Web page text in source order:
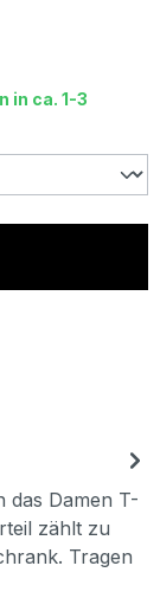
in ca. 1-3
das Damen T-
zählt zu
Tragen